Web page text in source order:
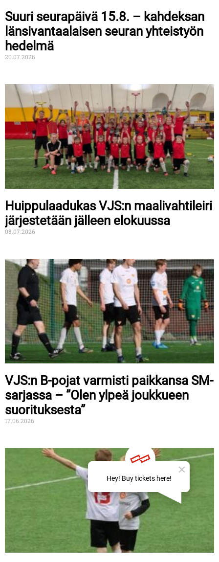
Suuri seurapäivä 15.8. – kahdeksan
länsivantaalaisen seuran yhteistyön
hedelmä
20.07.2026
Huippulaadukas VJS:n maalivahtileiri
järjestetään jälleen elokuussa
08.07.2026
VJS:n B-pojat varmisti paikkansa SM-
sarjassa – ”Olen ylpeä joukkueen
suorituksesta”
17.06.2026